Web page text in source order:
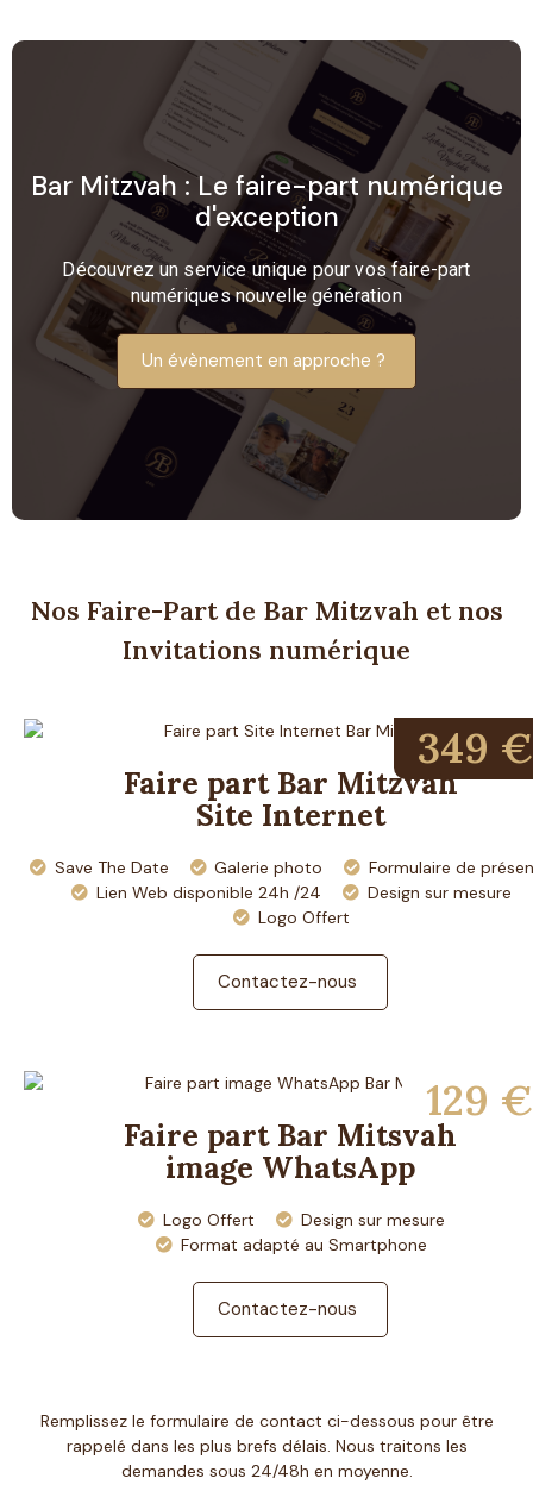
Bar Mitzvah : Le faire-part numérique
d'exception​
Découvrez un service unique pour vos faire-part
numériques nouvelle génération
Un évènement en approche ?
Nos Faire-Part de Bar Mitzvah et nos
Invitations numérique
349 €
Faire part Bar Mitzvah
Site Internet
Save The Date Galerie photo
Formulaire de
Lien Web disponible 24h /24
Design sur mesure
Logo Offert
Contactez-nous
129 €
Faire part Bar Mitsvah
image WhatsApp
Logo Offert
Design sur mesure
Format adapté au Smartphone
Contactez-nous
Remplissez le formulaire de contact ci-dessous pour être
rappelé dans les plus brefs délais. Nous traitons les
demandes sous 24/48h en moyenne.